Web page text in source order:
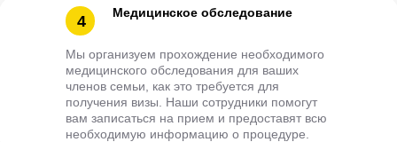
Медицинское обследование
Мы организуем прохождение необходимого
медицинского обследования для ваших
членов семьи, как это требуется для
получения визы. Наши сотрудники помогут
вам записаться на прием и предоставят всю
необходимую информацию о процедуре.
4